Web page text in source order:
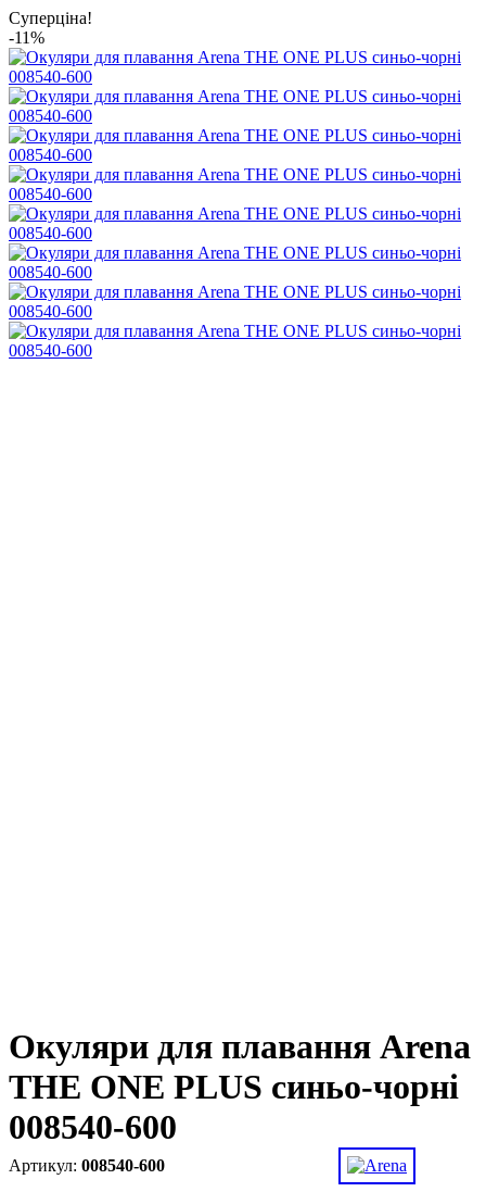
Суперціна!
-11%
Окуляри для плавання Arena
THE ONE PLUS синьо-чорні
008540-600
008540-600